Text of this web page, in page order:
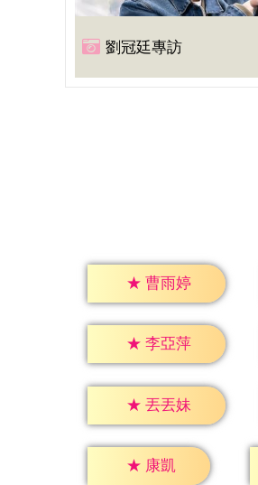
劉冠廷專訪
★ 曹雨婷
★ 李亞萍
★ 丟丟妹
★ 康凱